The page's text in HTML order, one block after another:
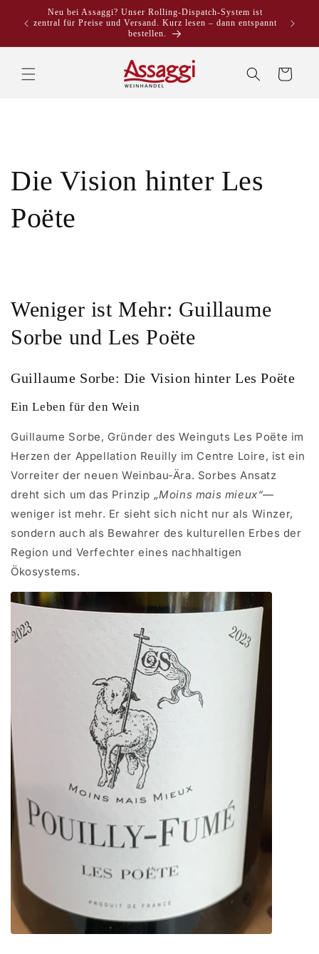
Inhalt
Neu bei Assaggi? Unser Rolling-Dispatch-System ist
zentral für Preise und Versand. Kurz lesen – dann entspannt
bestellen.
Warenkorb
Die Vision hinter Les
Poëte
Weniger ist Mehr: Guillaume
Sorbe und Les Poëte
Guillaume Sorbe: Die Vision hinter Les Poëte
Ein Leben für den Wein
Guillaume Sorbe, Gründer des Weinguts Les Poëte im
Herzen der Appellation Reuilly im Centre Loire, ist ein
Vorreiter der neuen Weinbau-Ära. Sorbes Ansatz
dreht sich um das Prinzip „Moins mais mieux“—
weniger ist mehr. Er sieht sich nicht nur als Winzer,
sondern auch als Bewahrer des kulturellen Erbes der
Region und Verfechter eines nachhaltigen
Ökosystems.